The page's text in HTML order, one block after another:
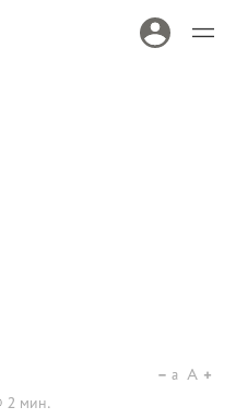
2 мин.
a A